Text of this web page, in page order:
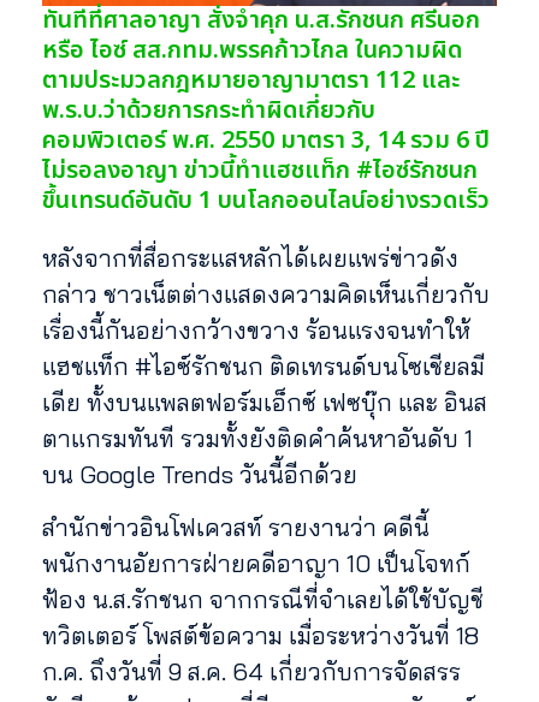
ทันทีที่ศาลอาญา สั่งจำคุก น.ส.รักชนก ศรีนอก
หรือ ไอซ์ สส.กทม.พรรคก้าวไกล ในความผิด
ตามประมวลกฎหมายอาญามาตรา 112 และ
พ.ร.บ.ว่าด้วยการกระทำผิดเกี่ยวกับ
คอมพิวเตอร์ พ.ศ. 2550 มาตรา 3, 14 รวม 6 ปี
ไม่รอลงอาญา ข่าวนี้ทำแฮชแท็ก #ไอซ์รักชนก
ขึ้นเทรนด์อันดับ 1 บนโลกออนไลน์อย่างรวดเร็ว
หลังจากที่สื่อกระแสหลักได้เผยแพร่ข่าวดัง
กล่าว ชาวเน็ตต่างแสดงความคิดเห็นเกี่ยวกับ
เรื่องนี้กันอย่างกว้างขวาง ร้อนแรงจนทำให้
แฮชแท็ก #ไอซ์รักชนก ติดเทรนด์บนโซเชียลมี
เดีย ทั้งบนแพลตฟอร์มเอ็กซ์ เฟซบุ๊ก และ อินส
ตาแกรมทันที รวมทั้งยังติดคำค้นหาอันดับ 1
บน Google Trends วันนี้อีกด้วย
สำนักข่าวอินโฟเควสท์ รายงานว่า คดีนี้
พนักงานอัยการฝ่ายคดีอาญา 10 เป็นโจทก์
ฟ้อง น.ส.รักชนก จากกรณีที่จำเลยได้ใช้บัญชี
ทวิตเตอร์ โพสต์ข้อความ เมื่อระหว่างวันที่ 18
ก.ค. ถึงวันที่ 9 ส.ค. 64 เกี่ยวกับการจัดสรร